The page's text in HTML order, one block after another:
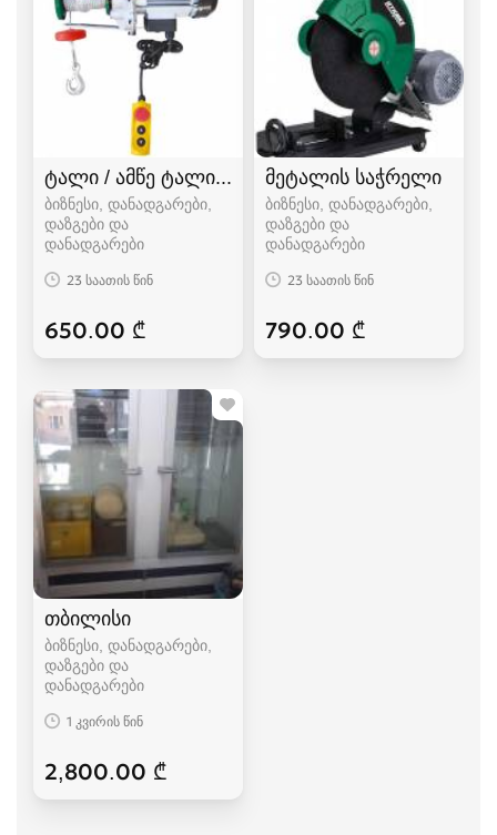
ტალი / ამწე ტალი / ტელფერი / ელექტრო
ბიზნესი, დანადგარები,
დაზგები და
დანადგარები
23 საათის წინ
650.00 ₾
მეტალის საჭრელი
ბიზნესი, დანადგარები,
დაზგები და
დანადგარები
23 საათის წინ
790.00 ₾
თბილისი
ბიზნესი, დანადგარები,
დაზგები და
დანადგარები
1 კვირის წინ
2,800.00 ₾